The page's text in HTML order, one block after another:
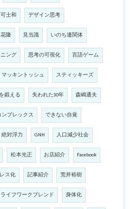
士和 デザイン思考
隆 見当識 いのち連関体
ング 思考の可視化 言語ゲーム
マッキントッシュ スティッキーズ
鍛える 失われた30年 森嶋通夫
ンプレックス できない自覚
絶対浮力 GNH 人口減少社会
松本光正 お店紹介 Facebook
ス化 記事紹介 荒井裕樹
ライフワークブレンド 身体化